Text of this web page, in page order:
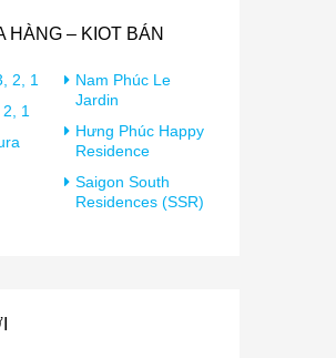
HÀNG – KIOT BÁN
2, 1
1
Nam Phúc Le
Jardin
Hưng Phúc Happy
Residence
Saigon South
Residences (SSR)